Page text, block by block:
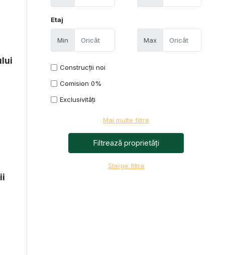
Etaj
Min Max
Construcții noi
Comision 0%
Exclusivități
Mai multe filtre
Șterge filtre